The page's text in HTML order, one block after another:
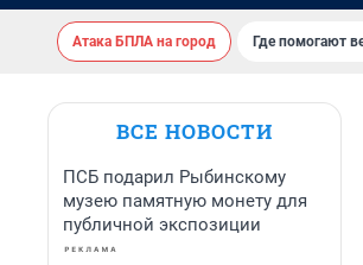
Атака БПЛА на город Где помогают
ВСЕ НОВОСТИ
ПСБ подарил Рыбинскому
музею памятную монету для
публичной экспозиции